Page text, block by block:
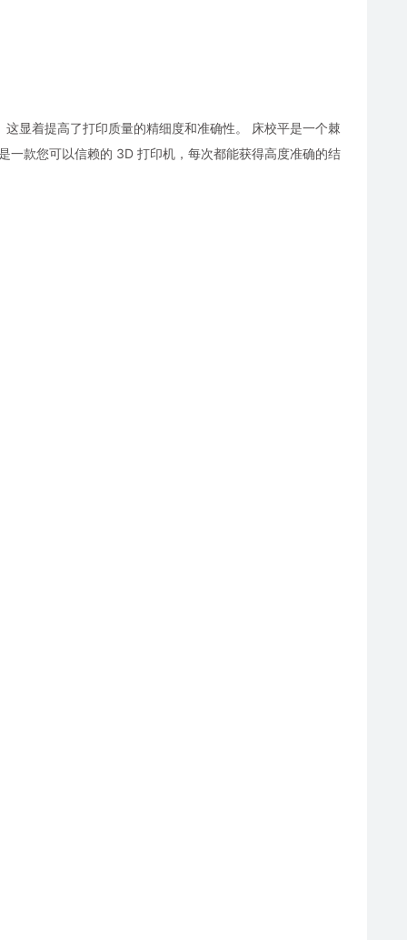
显着提高了打印质量的精细度和准确性。 床校平是一个棘
一款您可以信赖的 3D 打印机，每次都能获得高度准确的结